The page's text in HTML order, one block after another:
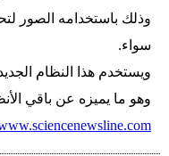
وذلك باستخدامه الصور
سواء.
ويستخدم هذا النظام
وهو ما يميزه عن باقي